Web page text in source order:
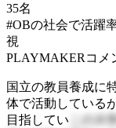
35名
#OBの社会で活躍
視
PLAYMAKERコメ
国立の教員養成に
体で活動している
目指してい この大